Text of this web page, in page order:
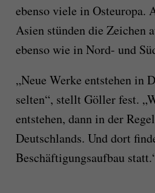
ebenso viele in Osteuropa.
Asien stünden die Zeichen
ebenso wie in Nord- und
„Neue Werke entstehen in
selten“, stellt Göller fest.
entstehen, dann in der
Deutschlands. Und dort
Beschäftigungsaufbau